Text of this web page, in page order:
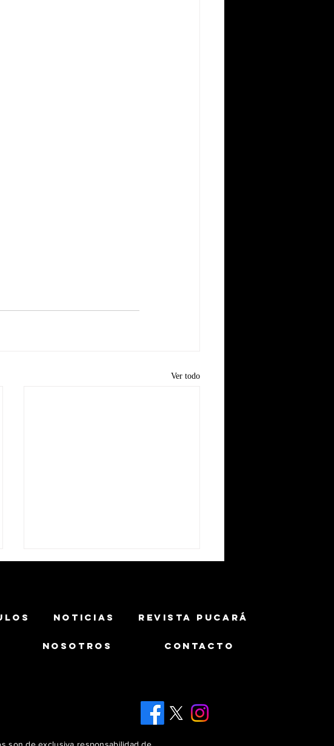
Ver todo
NOTICIAS REVISTA PUCARÁ
NOSOTROS CONTACTO
son de exclusiva responsabilidad de